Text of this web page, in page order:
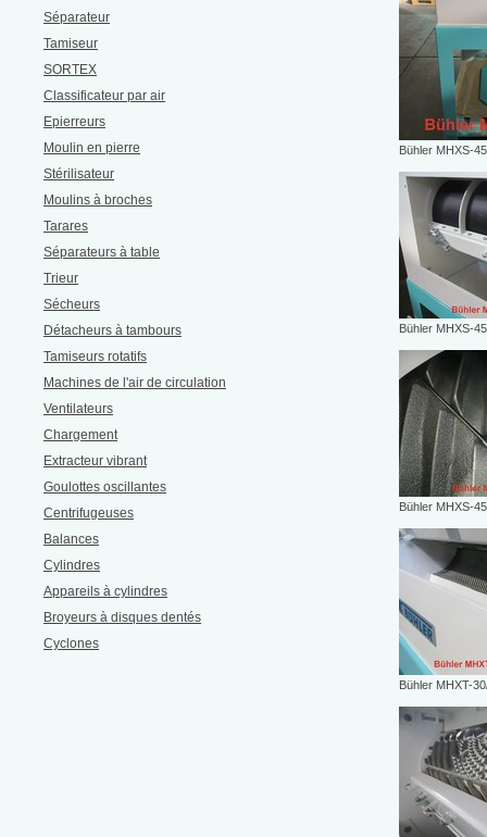
Séparateur
Tamiseur
SORTEX
Classificateur par air
Epierreurs
Moulin en pierre
Stérilisateur
Moulins à broches
Tarares
Séparateurs à table
Trieur
Sécheurs
Détacheurs à tambours
Tamiseurs rotatifs
Machines de l'air de circulation
Ventilateurs
Chargement
Extracteur vibrant
Goulottes oscillantes
Centrifugeuses
Balances
Cylindres
Appareils à cylindres
Broyeurs à disques dentés
Cyclones
Bühler MHXS-
Bühler MHXS-
Bühler MHXS-
Bühler MHXT-